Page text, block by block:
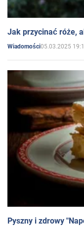
Jak przycinać róże,
Wiadomości05.03.2025
Pyszny i zdrowy